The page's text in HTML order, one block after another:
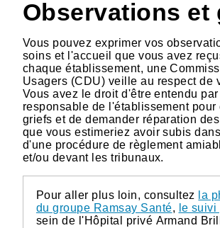
Observations et
Vous pouvez exprimer vos
soins et l'accueil que vous avez
chaque établissement, une
Usagers (CDU) veille au respect de
Vous avez le droit d'être entendu par
responsable de l'établissement pour
griefs et de demander réparation
que vous estimeriez avoir subis
d'une procédure de règlement
et/ou devant les tribunaux.
Pour aller plus loin, consultez
la
du groupe Ramsay Santé, le
sein de l'Hôpital privé Armand